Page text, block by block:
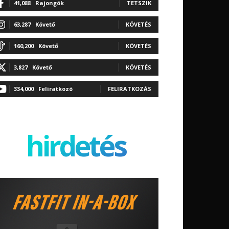
41,088 Rajongók TETSZIK
63,287 Követő KÖVETÉS
160,200 Követő KÖVETÉS
3,827 Követő KÖVETÉS
334,000 Feliratkozó FELIRATKOZÁS
hirdetés